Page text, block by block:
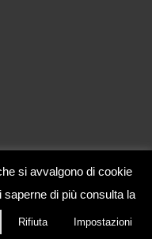
Srl © 2019 |
si avvalgono di cookie
di più consulta la
Rifiuta Impostazioni